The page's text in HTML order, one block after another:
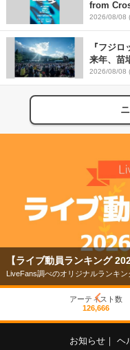
from
2026/08/08
『フジ
来年、苗
2026/08/08
【ライブ動員ランキング
LiveFans調べのオリジナルランキン
アーティスト数
126,666
お知らせ ヘ